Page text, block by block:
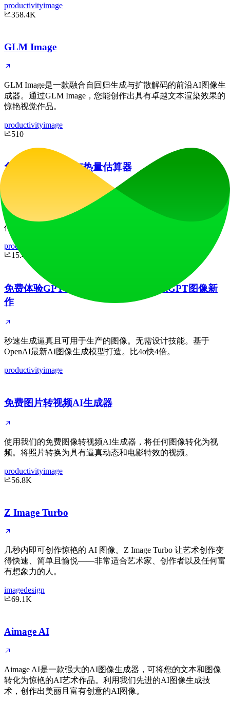
productivityimage
358.4K
GLM Image
GLM Image是一款融合自回归生成与扩散解码的前沿AI图像生
成器。通过GLM Image，您能创作出具有卓越文本渲染效果的
惊艳视觉作品。
productivityimage
510
免费AI食物扫描与热量估算器
通过我们的免费AI食物扫描仪与卡路里估算器"What The
Food"，从任意食物图片中获取精准的营养成分分析和食谱制
作指导。
productivity
15.4K
免费体验GPT Image 1.5生成器，ChatGPT图像新
作
秒速生成逼真且可用于生产的图像。无需设计技能。基于
OpenAI最新AI图像生成模型打造。比4o快4倍。
productivityimage
免费图片转视频AI生成器
使用我们的免费图像转视频AI生成器，将任何图像转化为视
频。将照片转换为具有逼真动态和电影特效的视频。
productivityimage
56.8K
Z Image Turbo
几秒内即可创作惊艳的 AI 图像。Z Image Turbo 让艺术创作变
得快速、简单且愉悦——非常适合艺术家、创作者以及任何富
有想象力的人。
imagedesign
69.1K
Aimage AI
Aimage AI是一款强大的AI图像生成器，可将您的文本和图像
转化为惊艳的AI艺术作品。利用我们先进的AI图像生成技
术，创作出美丽且富有创意的AI图像。